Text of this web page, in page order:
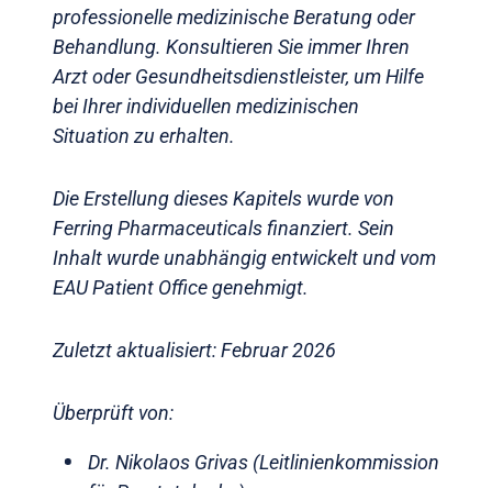
professionelle medizinische Beratung oder
Behandlung. Konsultieren Sie immer Ihren
Arzt oder Gesundheitsdienstleister, um Hilfe
bei Ihrer individuellen medizinischen
Situation zu erhalten.
Die Erstellung dieses Kapitels wurde von
Ferring Pharmaceuticals finanziert. Sein
Inhalt wurde unabhängig entwickelt und vom
EAU Patient Office genehmigt.
Zuletzt aktualisiert: Februar 2026
Überprüft von:
Dr. Nikolaos Grivas (Leitlinienkommission